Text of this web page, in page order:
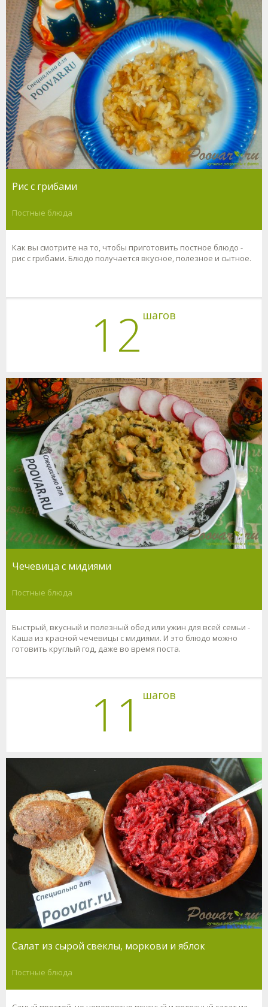
Рис с грибами
Постные блюда
Как вы смотрите на то, чтобы приготовить постное блюдо -
рис с грибами. Блюдо получается вкусное, полезное и сытное.
12 шагов
Чечевица с мидиями
Постные блюда
Быстрый, вкусный и полезный обед или ужин для всей семьи -
Каша из красной чечевицы с мидиями. И это блюдо можно
готовить круглый год, даже во время поста.
11 шагов
Салат из сырой свеклы, моркови и яблок
Постные блюда